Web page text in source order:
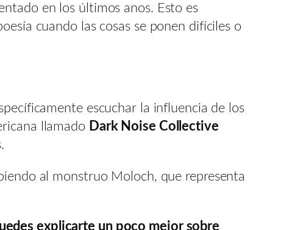
en los últimos anos. Esto es
cuando las cosas se ponen difíciles o
escuchar la influencia de los
llamado Dark Noise Collective
al monstruo Moloch, que representa
explicarte un poco mejor sobre